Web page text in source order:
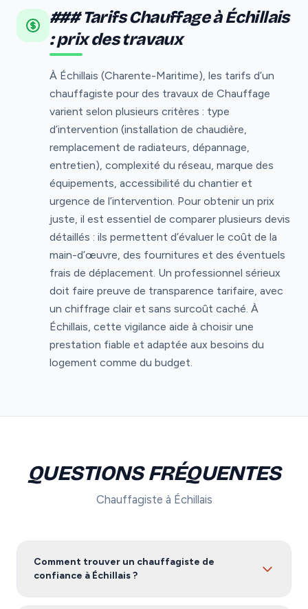
### Tarifs Chauffage à Échillais
: prix des travaux
À Échillais (Charente-Maritime), les tarifs d’un
chauffagiste pour des travaux de Chauffage
varient selon plusieurs critères : type
d’intervention (installation de chaudière,
remplacement de radiateurs, dépannage,
entretien), complexité du réseau, marque des
équipements, accessibilité du chantier et
urgence de l’intervention. Pour obtenir un prix
juste, il est essentiel de comparer plusieurs devis
détaillés : ils permettent d’évaluer le coût de la
main-d’œuvre, des fournitures et des éventuels
frais de déplacement. Un professionnel sérieux
doit faire preuve de transparence tarifaire, avec
un chiffrage clair et sans surcoût caché. À
Échillais, cette vigilance aide à choisir une
prestation fiable et adaptée aux besoins du
logement comme du budget.
QUESTIONS FRÉQUENTES
Chauffagiste à Échillais
Comment trouver un chauffagiste de
confiance à Échillais ?
Pour trouver un chauffagiste fiable à Échillais, nous